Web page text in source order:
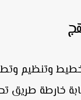
وتنظيم
خارطة طريق